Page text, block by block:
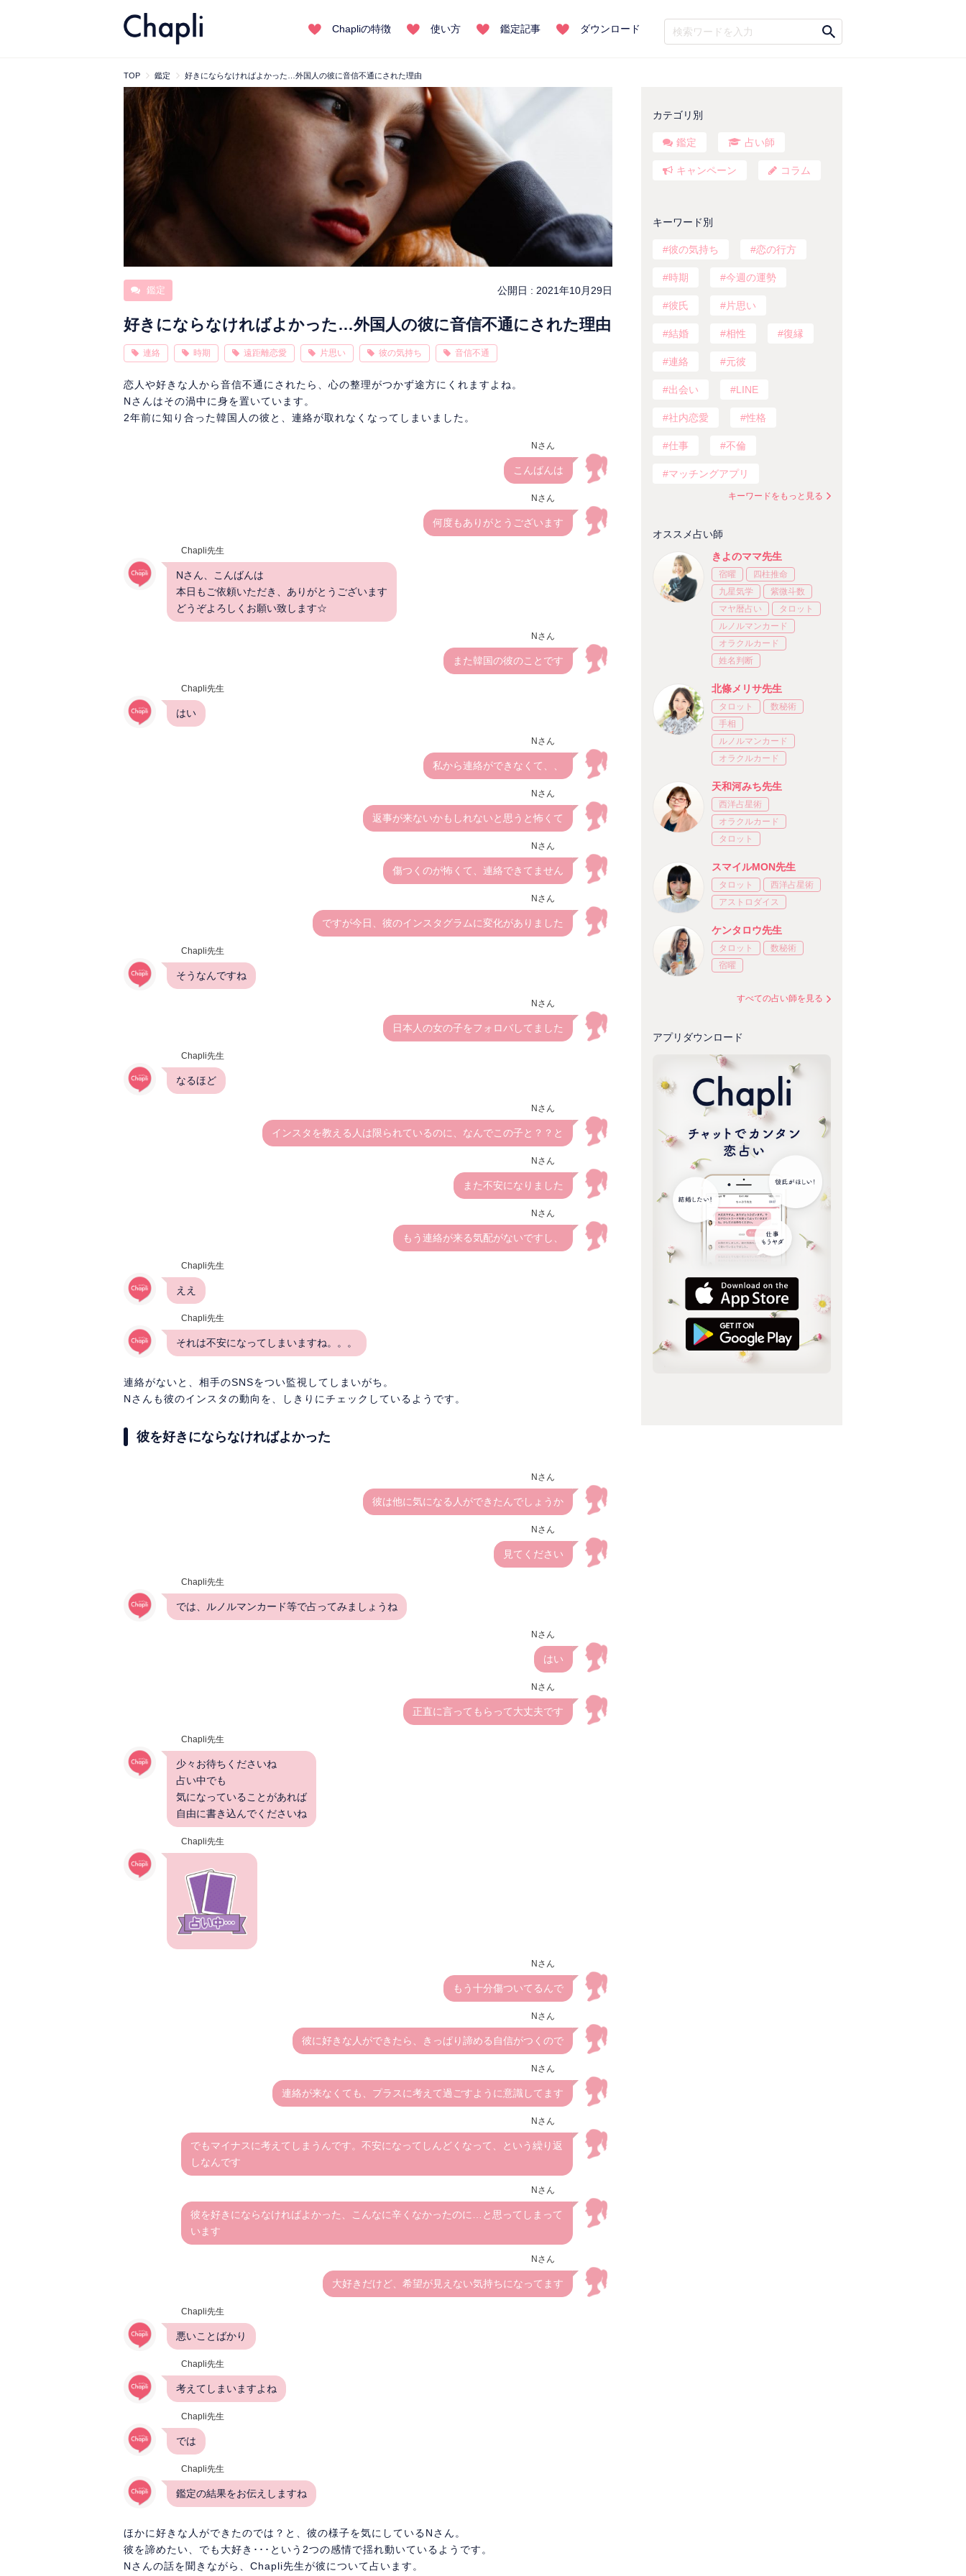
Chapliの特徴 使い方 鑑定記事 ダウンロード
TOP 鑑定 好きにならなければよかった…外国人の彼に音信不通にされた理由
鑑定 公開日 : 2021年10月29日
好きにならなければよかった…外国人の彼に音信不通にされた理由
連絡 時期 遠距離恋愛 片思い 彼の気持ち 音信不通
恋人や好きな人から音信不通にされたら、心の整理がつかず途方にくれますよね。
Nさんはその渦中に身を置いています。
2年前に知り合った韓国人の彼と、連絡が取れなくなってしまいました。
Nさん
こんばんは
Nさん
何度もありがとうございます
Chapli先生
Nさん、こんばんは
本日もご依頼いただき、ありがとうございます
どうぞよろしくお願い致します☆
Nさん
また韓国の彼のことです
Chapli先生
はい
Nさん
私から連絡ができなくて、、
Nさん
返事が来ないかもしれないと思うと怖くて
Nさん
傷つくのが怖くて、連絡できてません
Nさん
ですが今日、彼のインスタグラムに変化がありました
Chapli先生
そうなんですね
Nさん
日本人の女の子をフォロバしてました
Chapli先生
なるほど
Nさん
インスタを教える人は限られているのに、なんでこの子と？？と
Nさん
また不安になりました
Nさん
もう連絡が来る気配がないですし、
Chapli先生
ええ
Chapli先生
それは不安になってしまいますね。。。
連絡がないと、相手のSNSをつい監視してしまいがち。
Nさんも彼のインスタの動向を、しきりにチェックしているようです。
彼を好きにならなければよかった
Nさん
彼は他に気になる人ができたんでしょうか
Nさん
見てください
Chapli先生
では、ルノルマンカード等で占ってみましょうね
Nさん
はい
Nさん
正直に言ってもらって大丈夫です
Chapli先生
少々お待ちくださいね
占い中でも
気になっていることがあれば
自由に書き込んでくださいね
Chapli先生
Nさん
もう十分傷ついてるんで
Nさん
彼に好きな人ができたら、きっぱり諦める自信がつくので
Nさん
連絡が来なくても、プラスに考えて過ごすように意識してます
Nさん
でもマイナスに考えてしまうんです。不安になってしんどくなって、という繰り返
しなんです
Nさん
彼を好きにならなければよかった、こんなに辛くなかったのに…と思ってしまって
います
Nさん
大好きだけど、希望が見えない気持ちになってます
Chapli先生
悪いことばかり
Chapli先生
考えてしまいますよね
Chapli先生
では
Chapli先生
鑑定の結果をお伝えしますね
ほかに好きな人ができたのでは？と、彼の様子を気にしているNさん。
彼を諦めたい、でも大好き･･･という2つの感情で揺れ動いているようです。
Nさんの話を聞きながら、Chapli先生が彼について占います。
カテゴリ別
鑑定 占い師
キャンペーン コラム
キーワード別
彼の気持ち 恋の行方
時期 今週の運勢
彼氏 片思い
結婚 相性 復縁
連絡 元彼
出会い LINE
社内恋愛 性格
仕事 不倫
マッチングアプリ
キーワードをもっと見る
オススメ占い師
きよのママ先生
宿曜
四柱推命
九星気学
紫微斗数
マヤ暦占い
タロット
ルノルマンカード
オラクルカード
姓名判断
北條メリサ先生
タロット
数秘術
手相
ルノルマンカード
オラクルカード
天和河みち先生
西洋占星術
オラクルカード
タロット
スマイルMON先生
タロット
西洋占星術
アストロダイス
ケンタロウ先生
タロット
数秘術
宿曜
すべての占い師を見る
アプリダウンロード